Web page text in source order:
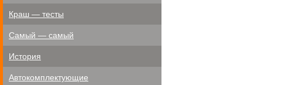
Краш — тесты
Самый — самый
История
Автокомплектующие